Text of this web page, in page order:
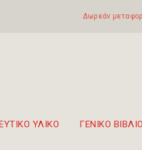
Δωρεάν
ΥΛΙΚΟ ΓΕΝΙΚΟ